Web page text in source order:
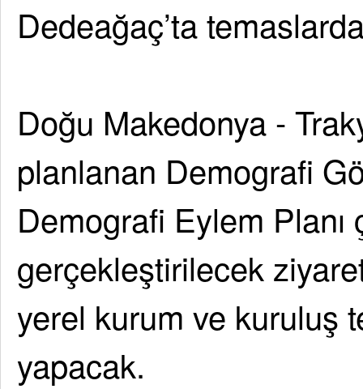
Dedeağaç’ta
Doğu Makedonya -
planlanan Demografi
Demografi Eylem Planı
gerçekleştirilecek
yerel kurum ve kuruluş
yapacak.